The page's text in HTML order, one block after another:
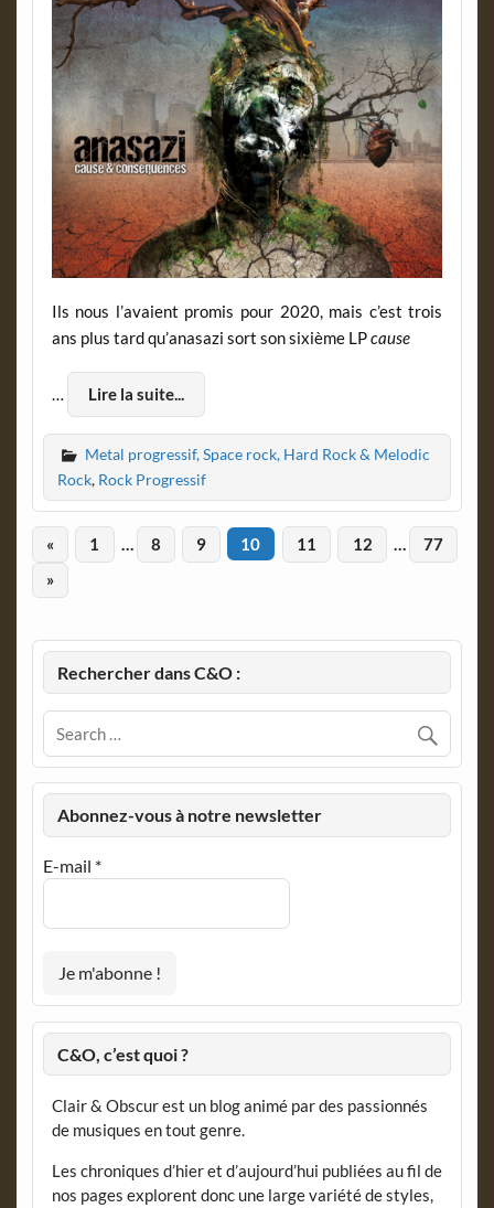
Ils nous l’avaient promis pour 2020, mais c’est trois
ans plus tard qu’anasazi sort son sixième LPcause
… Lire la suite...
Metal progressif, Space rock, Hard Rock & Melodic
Rock, Rock Progressif
« 1 … 8 9 10 11 12 …
77
»
Rechercher dans C&O :
Abonnez-vous à notre newsletter
E-mail *
C&O, c’est quoi ?
Clair & Obscur est un blog animé par des passionnés
de musiques en tout genre.
Les chroniques d’hier et d’aujourd’hui publiées au fil de
nos pages explorent donc une large variété de styles,